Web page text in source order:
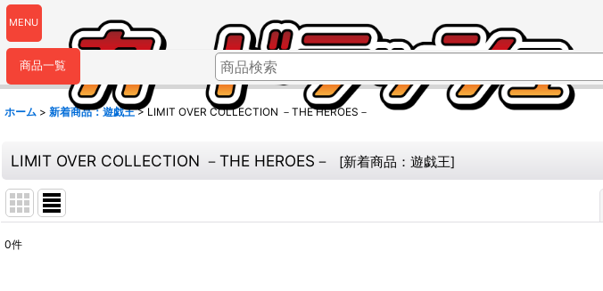
MENU
商品一覧
ホーム > 新着商品：遊戯王 > LIMIT OVER COLLECTION －THE HEROES－
LIMIT OVER COLLECTION －THE HEROES－ [新着商品：遊戯王]
0件